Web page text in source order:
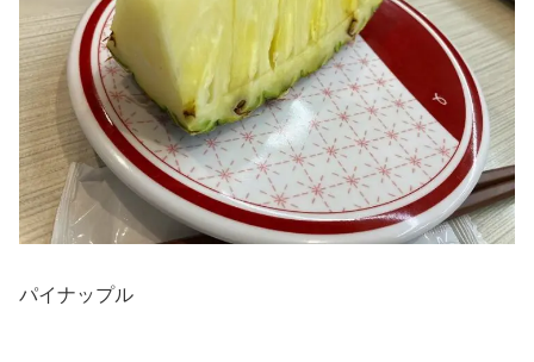
パイナップル